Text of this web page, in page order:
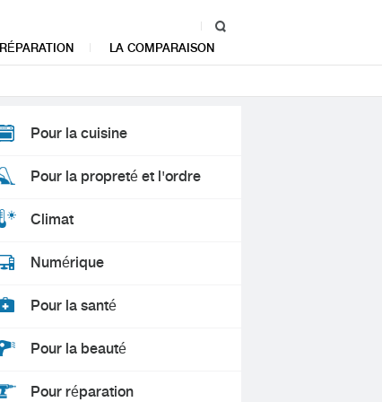
RÉPARATION LA COMPARAISON
Pour la cuisine
Pour la propreté et l'ordre
Climat
Numérique
Pour la santé
Pour la beauté
Pour réparation